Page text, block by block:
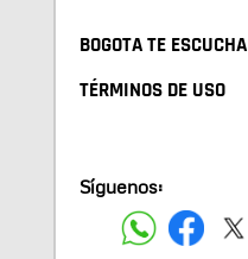
BOGOTA TE ESCUCHA
TÉRMINOS DE USO
Síguenos: